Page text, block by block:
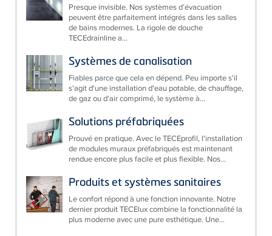
Presque invisible. Nos systèmes d’évacuation
peuvent être parfaitement intégrés dans les salles
de bains modernes. La rigole de douche
TECEdrainline a...
Systèmes de canalisation
Fiables parce que cela en dépend. Peu importe s'il
s'agit d'une installation d'eau potable, de chauffage,
de gaz ou d'air comprimé, le système à...
Solutions préfabriquées
Prouvé en pratique. Avec le TECEprofil, l'installation
de modules muraux préfabriqués est maintenant
rendue encore plus facile et plus flexible. Nos...
Produits et systèmes sanitaires
Le confort répond à une fonction innovante. Notre
dernier produit TECElux combine la fonctionnalité la
plus moderne avec une pure esthétique. Une...